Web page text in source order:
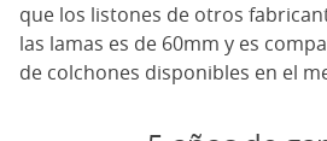
que los listones de otros
las lamas es de 60mm y es
de colchones disponibles en el